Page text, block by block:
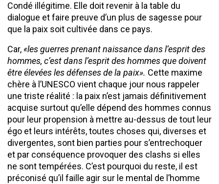
Condé illégitime. Elle doit revenir à la table du
dialogue et faire preuve d’un plus de sagesse pour
que la paix soit cultivée dans ce pays.
Car, «les guerres prenant naissance dans l’esprit des
hommes, c’est dans l’esprit des hommes que doivent
être élevées les défenses de la paix». Cette maxime
chère à l’UNESCO vient chaque jour nous rappeler
une triste réalité : la paix n’est jamais définitivement
acquise surtout qu’elle dépend des hommes connus
pour leur propension à mettre au-dessus de tout leur
égo et leurs intérêts, toutes choses qui, diverses et
divergentes, sont bien parties pour s’entrechoquer
et par conséquence provoquer des clashs si elles
ne sont tempérées. C’est pourquoi du reste, il est
préconisé qu’il faille agir sur le mental de l’homme